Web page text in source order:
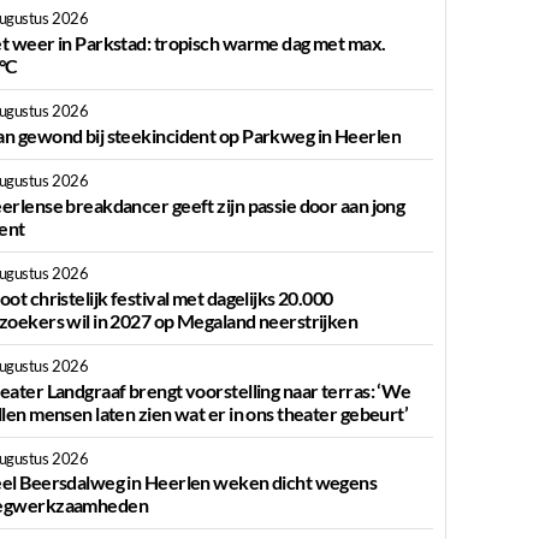
2026
weer in Parkstad: tropisch warme dag met max.
2026
gewond bij steekincident op Parkweg in Heerlen
2026
breakdancer geeft zijn passie door aan jong
2026
christelijk festival met dagelijks 20.000
wil in 2027 op Megaland neerstrijken
2026
Landgraaf brengt voorstelling naar terras: ‘We
mensen laten zien wat er in ons theater gebeurt’
2026
Beersdalweg in Heerlen weken dicht wegens